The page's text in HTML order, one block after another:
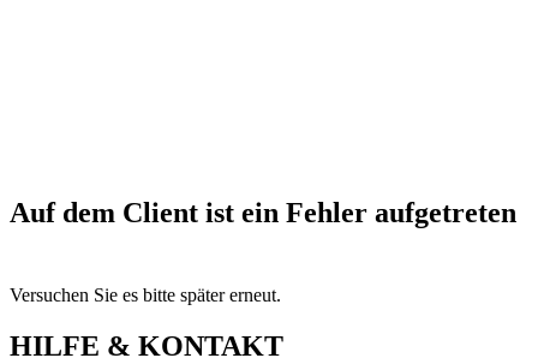
Auf dem Client ist ein Fehler aufgetreten
Versuchen Sie es bitte später erneut.
HILFE & KONTAKT